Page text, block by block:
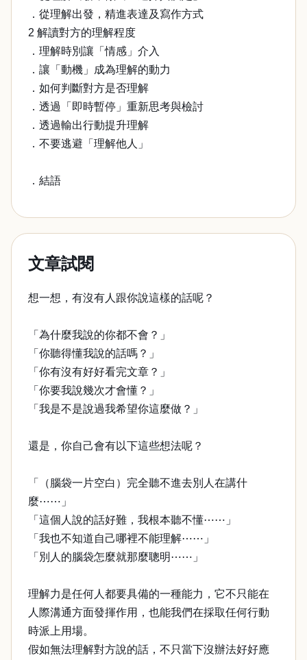
．從理解出發，精進表達及寫作方式
2 解讀對方的理解程度
．理解時別讓「情感」介入
．讓「動機」成為理解的動力
．如何判斷對方是否理解
．透過「即時暫停」重新思考與檢討
．透過輸出行動提升理解
．不要逃避「理解他人」
．結語
文章試閱
想一想，有沒有人跟你說這樣的話呢？
「為什麼我說的你都不會？」
「你聽得懂我說的話嗎？」
「你有沒有好好看完文章？」
「你要我說幾次才會懂？」
「我是不是說過我希望你這麼做？」
還是，你自己會有以下這些想法呢？
「（腦袋一片空白）完全聽不進去別人在講什
麼⋯⋯」
「這個人說的話好難，我根本聽不懂⋯⋯」
「我也不知道自己哪裡不能理解⋯⋯」
「別人的腦袋怎麼就那麼聰明⋯⋯」
理解力是任何人都要具備的一種能力，它不只能在
人際溝通方面發揮作用，也能我們在採取任何行動
時派上用場。
假如無法理解對方說的話，不只當下沒辦法好好應